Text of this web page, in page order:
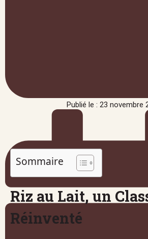
Publié le : 23 novembre
Sommaire
Riz au Lait, un
Réinventé